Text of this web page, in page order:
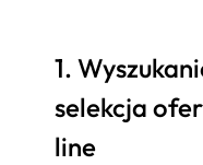
1.
selekcja
line